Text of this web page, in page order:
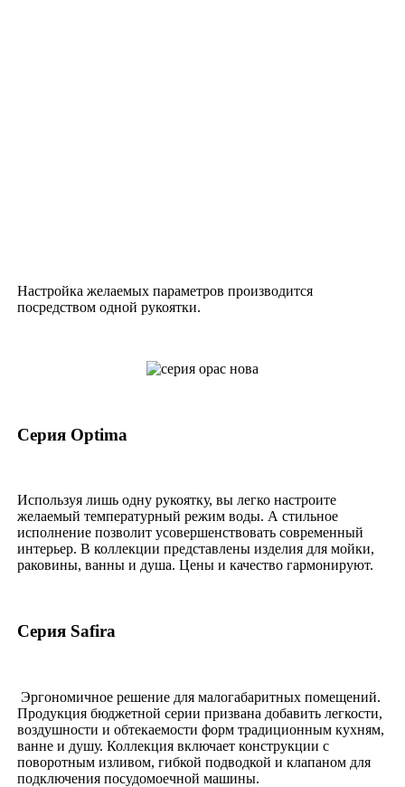
Настройка желаемых параметров производится
посредством одной рукоятки.
Серия Optima
Используя лишь одну рукоятку, вы легко настроите
желаемый температурный режим воды. А стильное
исполнение позволит усовершенствовать современный
интерьер. В коллекции представлены изделия для мойки,
раковины, ванны и душа. Цены и качество гармонируют.
Серия Safira
Эргономичное решение для малогабаритных помещений.
Продукция бюджетной серии призвана добавить легкости,
воздушности и обтекаемости форм традиционным кухням,
ванне и душу. Коллекция включает конструкции с
поворотным изливом, гибкой подводкой и клапаном для
подключения посудомоечной машины.